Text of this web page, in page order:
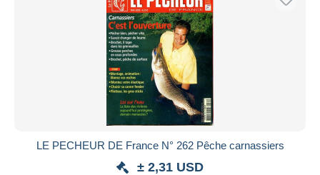
LE PECHEUR DE France N° 262 Pêche carnassiers
± 2,31 USD